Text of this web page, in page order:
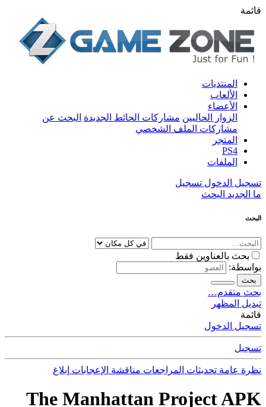
قائمة
المنتديات
الألعاب
الأعضاء
الزوار الحاليين مشاركات الحائط الجديدة البحث عن
مشاركات الملف الشخصي
المتجر
PS4
الملفات
تسجيل الدخول تسجيل
ما الجديد البحث
البحث
بحث بالعناوين فقط
بواسطة:
بحث
بحث متقدم…
تبديل المظهر
قائمة
تسجيل الدخول
تسجيل
نظرة عامة تحديثات المراجعات مناقشة الإعجابات إبلاغ
The Manhattan Project APK